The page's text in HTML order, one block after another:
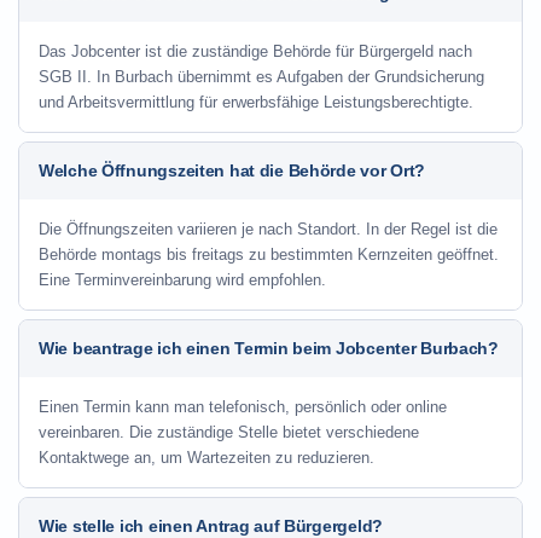
Das Jobcenter ist die zuständige Behörde für Bürgergeld nach
SGB II. In Burbach übernimmt es Aufgaben der Grundsicherung
und Arbeitsvermittlung für erwerbsfähige Leistungsberechtigte.
Welche Öffnungszeiten hat die Behörde vor Ort?
Die Öffnungszeiten variieren je nach Standort. In der Regel ist die
Behörde montags bis freitags zu bestimmten Kernzeiten geöffnet.
Eine Terminvereinbarung wird empfohlen.
Wie beantrage ich einen Termin beim Jobcenter Burbach?
Einen Termin kann man telefonisch, persönlich oder online
vereinbaren. Die zuständige Stelle bietet verschiedene
Kontaktwege an, um Wartezeiten zu reduzieren.
Wie stelle ich einen Antrag auf Bürgergeld?